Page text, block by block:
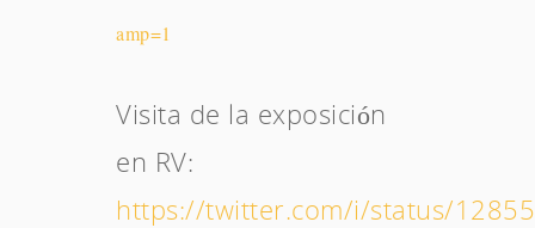
amp=1
Visita de la exposición
en RV:
https://twitter.com/i/status/